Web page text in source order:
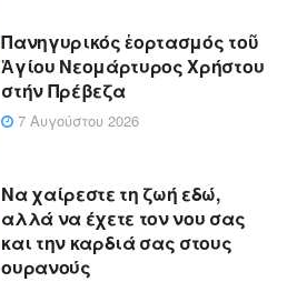
Πανηγυρικός ἑορτασμός τοῦ
Ἁγίου Νεομάρτυρος Χρήστου
στήν Πρέβεζα
7 Αυγούστου 2026
Να χαίρεστε τη ζωή εδώ,
αλλά να έχετε τον νου σας
και την καρδιά σας στους
ουρανούς